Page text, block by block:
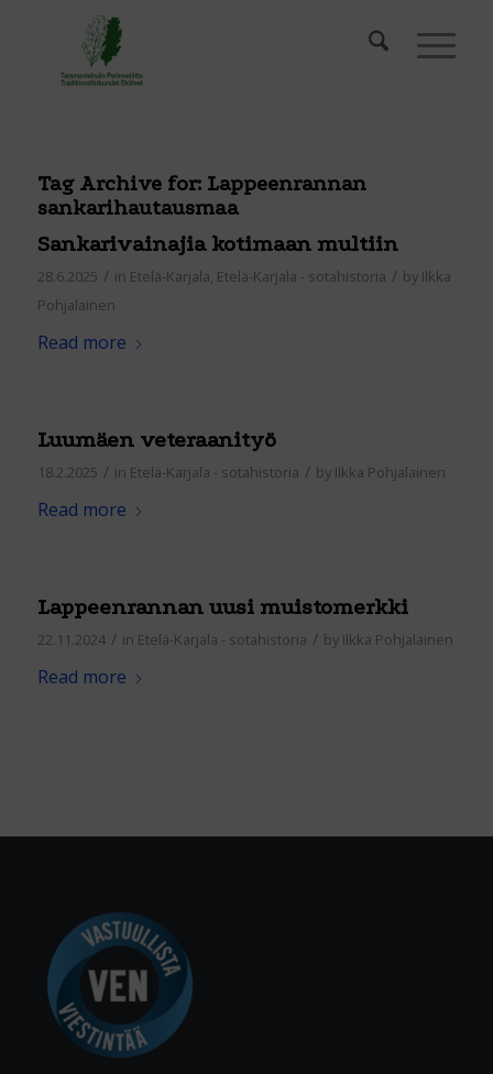
Tag Archive for: Lappeenrannan
sankarihautausmaa
Sankarivainajia kotimaan multiin
28.6.2025 / in Etelä-Karjala, Etelä-Karjala - sotahistoria / by Ilkka
Pohjalainen
Read more
Luumäen veteraanityö
18.2.2025 / in Etelä-Karjala - sotahistoria / by Ilkka Pohjalainen
Read more
Lappeenrannan uusi muistomerkki
22.11.2024 / in Etelä-Karjala - sotahistoria / by Ilkka Pohjalainen
Read more